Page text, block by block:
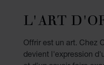
L'ART
Offrir est un art. Chez
devient l'expression